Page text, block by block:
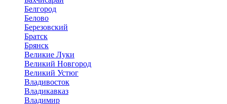
Белгород
Белово
Березовский
Братск
Брянск
Великие Луки
Великий Новгород
Великий Устюг
Владивосток
Владикавказ
Владимир